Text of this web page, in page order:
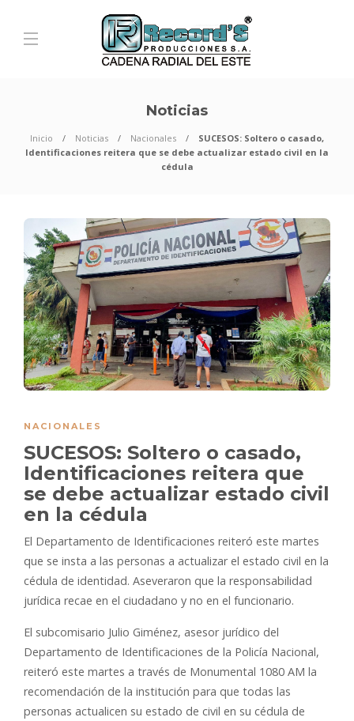
Noticias
Inicio Noticias Nacionales
SUCESOS: Soltero o casado,
Identificaciones reitera que se debe actualizar estado civil en la
cédula
NACIONALES
SUCESOS: Soltero o casado,
Identificaciones reitera que
se debe actualizar estado civil
en la cédula
El Departamento de Identificaciones reiteró este martes
que se insta a las personas a actualizar el estado civil en la
cédula de identidad. Aseveraron que la responsabilidad
jurídica recae en el ciudadano y no en el funcionario.
El subcomisario Julio Giménez, asesor jurídico del
Departamento de Identificaciones de la Policía Nacional,
reiteró este martes a través de Monumental 1080 AM la
recomendación de la institución para que todas las
personas actualicen su estado de civil en su cédula de